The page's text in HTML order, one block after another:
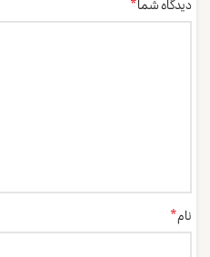
دیدگاه شما*
نام*